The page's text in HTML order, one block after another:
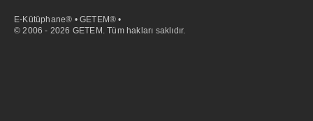
E-Kütüphane® • GETEM® •
© 2006 - 2026 GETEM. Tüm hakları saklıdır.